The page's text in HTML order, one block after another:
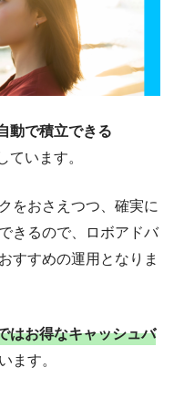
動で積立できる
ています。
をおさえつつ、確実に
きるので、ロボアドバ
すすめの運用となりま
はお得なキャッシュバ
ます。